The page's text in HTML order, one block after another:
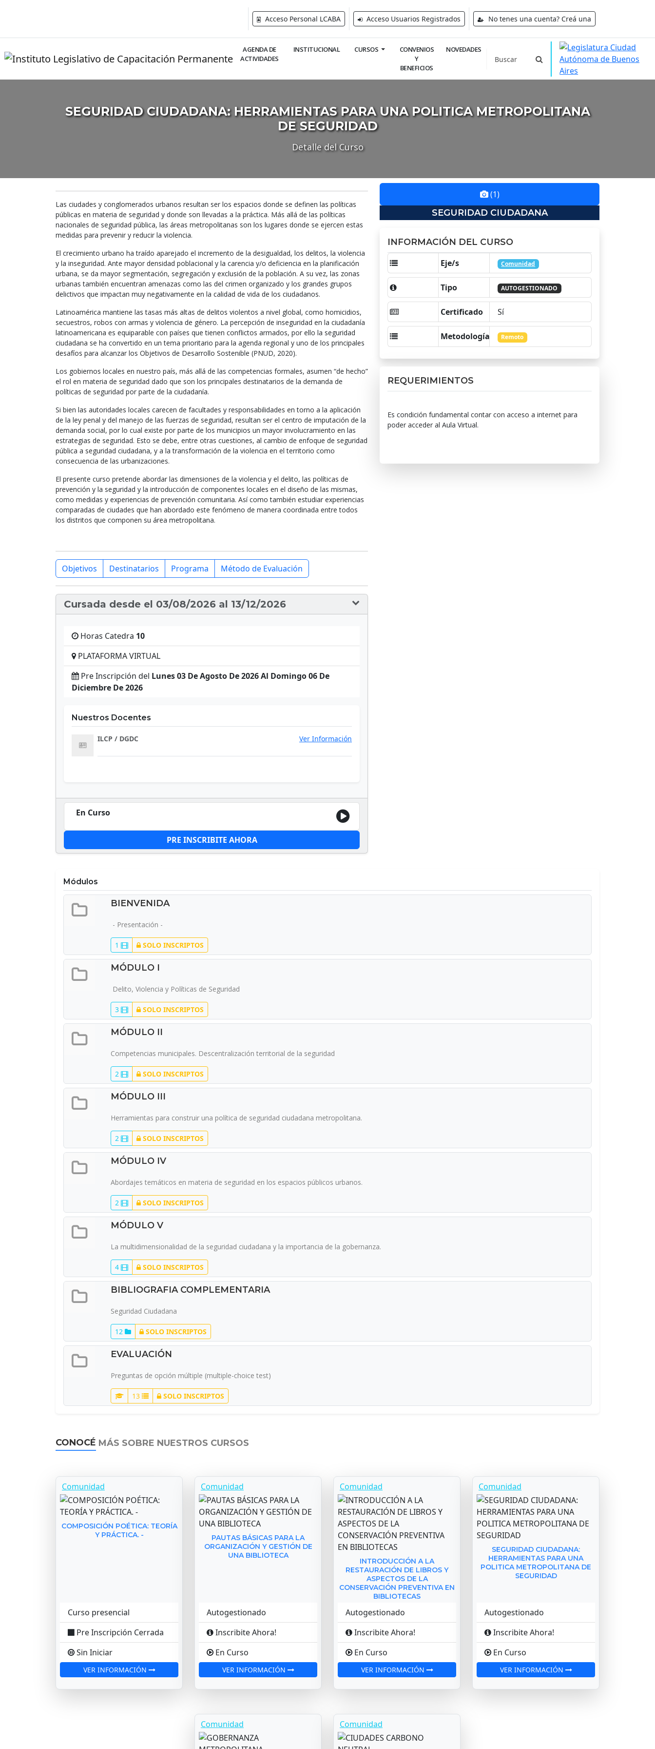
Acceso Personal LCABA Acceso Usuarios Registrados No tenes una cuenta? Creá una
AGENDA DE
ACTIVIDADES
INSTITUCIONAL CURSOS
CONVENIOS
Y
BENEFICIOS
NOVEDADES
SEGURIDAD CIUDADANA: HERRAMIENTAS PARA UNA POLITICA METROPOLITANA
DE SEGURIDAD
Detalle del Curso
Las ciudades y conglomerados urbanos resultan ser los espacios donde se definen las políticas
públicas en materia de seguridad y donde son llevadas a la práctica. Más allá de las políticas
nacionales de seguridad pública, las áreas metropolitanas son los lugares donde se ejercen estas
medidas para prevenir y reducir la violencia.
El crecimiento urbano ha traído aparejado el incremento de la desigualdad, los delitos, la violencia
y la inseguridad. Ante mayor densidad poblacional y la carencia y/o deficiencia en la planificación
urbana, se da mayor segmentación, segregación y exclusión de la población. A su vez, las zonas
urbanas también encuentran amenazas como las del crimen organizado y los grandes grupos
delictivos que impactan muy negativamente en la calidad de vida de los ciudadanos.
Latinoamérica mantiene las tasas más altas de delitos violentos a nivel global, como homicidios,
secuestros, robos con armas y violencia de género. La percepción de inseguridad en la ciudadanía
latinoamericana es equiparable con países que tienen conflictos armados, por ello la seguridad
ciudadana se ha convertido en un tema prioritario para la agenda regional y uno de los principales
desafíos para alcanzar los Objetivos de Desarrollo Sostenible (PNUD, 2020).
Los gobiernos locales en nuestro país, más allá de las competencias formales, asumen “de hecho”
el rol en materia de seguridad dado que son los principales destinatarios de la demanda de
políticas de seguridad por parte de la ciudadanía.
Si bien las autoridades locales carecen de facultades y responsabilidades en torno a la aplicación
de la ley penal y del manejo de las fuerzas de seguridad, resultan ser el centro de imputación de la
demanda social, por lo cual existe por parte de los municipios un mayor involucramiento en las
estrategias de seguridad. Esto se debe, entre otras cuestiones, al cambio de enfoque de seguridad
pública a seguridad ciudadana, y a la transformación de la violencia en el territorio como
consecuencia de las urbanizaciones.
El presente curso pretende abordar las dimensiones de la violencia y el delito, las políticas de
prevención y la seguridad y la introducción de componentes locales en el diseño de las mismas,
como medidas y experiencias de prevención comunitaria. Así como también estudiar experiencias
comparadas de ciudades que han abordado este fenómeno de manera coordinada entre todos
los distritos que componen su área metropolitana.
Objetivos Destinatarios Programa Método de Evaluación
Cursada desde el 03/08/2026 al 13/12/2026
Horas Catedra 10
PLATAFORMA VIRTUAL
Pre Inscripción del Lunes 03 De Agosto De 2026 Al Domingo 06 De
Diciembre De 2026
Nuestros Docentes
ILCP / DGDC Ver Información
En Curso
PRE INSCRIBITE AHORA
(1)
SEGURIDAD CIUDADANA
INFORMACIÓN DEL CURSO
Eje/s
Comunidad
Tipo AUTOGESTIONADO
Certificado Sí
Metodología Remoto
REQUERIMIENTOS
Es condición fundamental contar con acceso a internet para
poder acceder al Aula Virtual.
Módulos
BIENVENIDA
- Presentación -
1 SOLO INSCRIPTOS
MÓDULO I
Delito, Violencia y Políticas de Seguridad
3 SOLO INSCRIPTOS
MÓDULO II
Competencias municipales. Descentralización territorial de la seguridad
2 SOLO INSCRIPTOS
MÓDULO III
Herramientas para construir una política de seguridad ciudadana metropolitana.
2 SOLO INSCRIPTOS
MÓDULO IV
Abordajes temáticos en materia de seguridad en los espacios públicos urbanos.
2 SOLO INSCRIPTOS
MÓDULO V
La multidimensionalidad de la seguridad ciudadana y la importancia de la gobernanza.
4 SOLO INSCRIPTOS
BIBLIOGRAFIA COMPLEMENTARIA
Seguridad Ciudadana
12 SOLO INSCRIPTOS
EVALUACIÓN
Preguntas de opción múltiple (multiple-choice test)
13 SOLO INSCRIPTOS
CONOCÉ MÁS SOBRE NUESTROS CURSOS
Comunidad
COMPOSICIÓN POÉTICA: TEORÍA
Y PRÁCTICA. -
Curso presencial
Pre Inscripción Cerrada
Sin Iniciar
VER INFORMACIÓN
Comunidad
PAUTAS BÁSICAS PARA LA
ORGANIZACIÓN Y GESTIÓN DE
UNA BIBLIOTECA
Autogestionado
Inscribite Ahora!
En Curso
VER INFORMACIÓN
Comunidad
INTRODUCCIÓN A LA
RESTAURACIÓN DE LIBROS Y
ASPECTOS DE LA
CONSERVACIÓN PREVENTIVA EN
BIBLIOTECAS
Autogestionado
Inscribite Ahora!
En Curso
VER INFORMACIÓN
Comunidad
SEGURIDAD CIUDADANA:
HERRAMIENTAS PARA UNA
POLITICA METROPOLITANA DE
SEGURIDAD
Autogestionado
Inscribite Ahora!
En Curso
VER INFORMACIÓN
Comunidad Comunidad